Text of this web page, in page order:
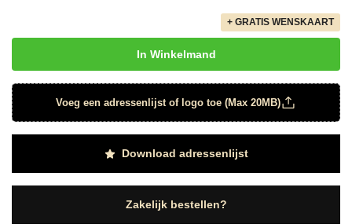
+ GRATIS WENSKAART
In Winkelmand
Voeg een adressenlijst of logo toe (Max 20MB)
Download adressenlijst
Zakelijk bestellen?